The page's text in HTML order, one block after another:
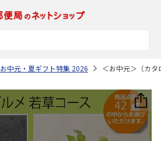
お中元・夏ギフト特集 2026 ＜お中元＞（カ